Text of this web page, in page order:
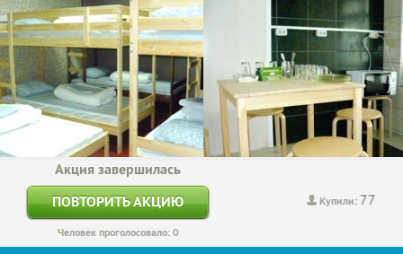
Купили: 77
Акция завершилась
ПОВТОРИТЬ АКЦИЮ
Человек проголосовало: 0